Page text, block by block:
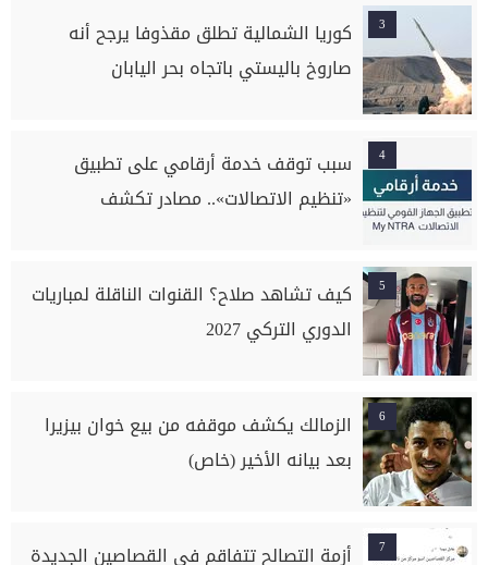
3
كوريا الشمالية تطلق مقذوفا يرجح أنه
صاروخ باليستي باتجاه بحر اليابان
4
سبب توقف خدمة أرقامي على تطبيق
«تنظيم الاتصالات».. مصادر تكشف
5
كيف تشاهد صلاح؟ القنوات الناقلة لمباريات
الدوري التركي 2027
6
الزمالك يكشف موقفه من بيع خوان بيزيرا
بعد بيانه الأخير (خاص)
7 أزمة التصالح تتفاقم في القصاصين الجديدة